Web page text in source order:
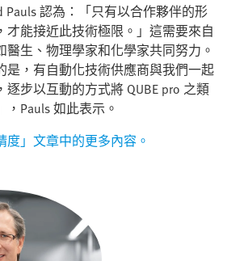
Pauls 認為：「只有以合作夥伴的形
才能接近此技術極限。」這需要來自
生、物理學家和化學家共同努力。
是，有自動化技術供應商與我們一起
步以互動的方式將 QUBE pro 之類
Pauls 如此表示。
」文章中的更多內容。